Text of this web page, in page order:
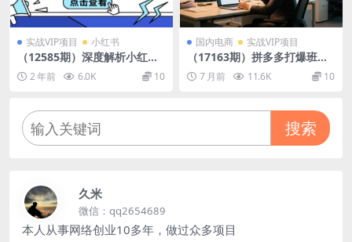
实战VIP项目 小红书
（12585期）深度解析小红书
电商：掌握选品、笔记与爆单
技巧，开启你的电商成功之路
2 年前 6.0K 10
国内电商 实战VIP项目
（17163期）拼多多打爆班第5
4期：深度解码“第二阶段断流”
成因与全套破局方案
7 月前 11.6K 10
搜索
久米
微信：qq2654689
本人从事网络创业10多年，做过众多项目